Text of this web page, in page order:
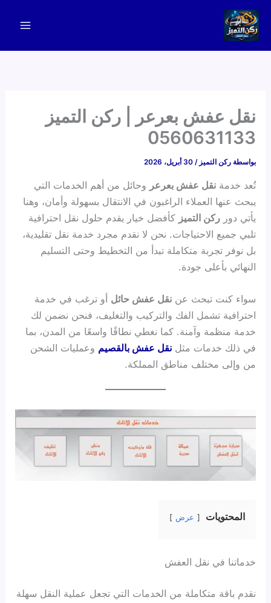
تخطي
المحتوى
نقل عفش بعرعر | ركن التميز
0560631133
بواسطة ركن التميز/30 أبريل، 2026
تُعد خدمةنقل عفش بعرعر وحائل من أهم الخدمات التي
يبحث عنها العملاء الراغبون في الانتقال بسهولة وأمان، وهنا
يأتي دورركن التميز كأفضل خيار يقدم حلول نقل احترافية
تلبي جميع الاحتياجات. نحن لا نقدم مجرد خدمة نقل تقليدية،
بل نوفر تجربة متكاملة تبدأ من التخطيط وحتى التسليم
النهائي بأعلى جودة.
سواء كنت تبحث عننقل عفش حائل أو ترغب في خدمة
احترافية تشمل الفك والتركيب والتغليف، فنحن نضمن لك
خدمة منظمة وآمنة. كما نغطي نطاقًا واسعًا من المدن، بما
في ذلك خدمات مثلنقل عفش بالقصيم وعمليات الشحن
من وإلى مختلف مناطق المملكة.
المحتويات عرض
خدماتنا في نقل العفش
نقدم باقة متكاملة من الخدمات التي تجعل عملية النقل سهلة